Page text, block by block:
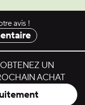
avis !
UN
ACHAT